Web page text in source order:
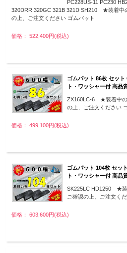
PC228US-11 PC230
320DRR 320GC 321B 321D SH210 ★装着中
の上、ご注文ください ゴムパット
価格： 522,400円(税込)
ゴムパット 86枚 セッ
ト・ワッシャー付 高品
ZX160LC-6 ★装着中の
の上、ご注文ください
価格： 499,100円(税込)
ゴムパット 104枚 セッ
ト・ワッシャー付 高品
SK225LC HD1250 ★装
ご確認の上、ご注文く
価格： 603,600円(税込)